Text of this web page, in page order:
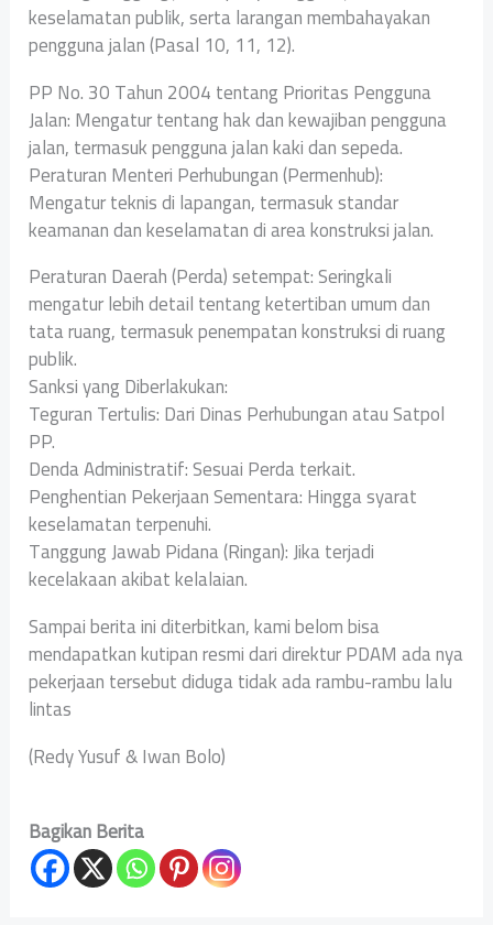
keselamatan publik, serta larangan membahayakan
pengguna jalan (Pasal 10, 11, 12).
PP No. 30 Tahun 2004 tentang Prioritas Pengguna
Jalan: Mengatur tentang hak dan kewajiban pengguna
jalan, termasuk pengguna jalan kaki dan sepeda.
Peraturan Menteri Perhubungan (Permenhub):
Mengatur teknis di lapangan, termasuk standar
keamanan dan keselamatan di area konstruksi jalan.
Peraturan Daerah (Perda) setempat: Seringkali
mengatur lebih detail tentang ketertiban umum dan
tata ruang, termasuk penempatan konstruksi di ruang
publik.
Sanksi yang Diberlakukan:
Teguran Tertulis: Dari Dinas Perhubungan atau Satpol
PP.
Denda Administratif: Sesuai Perda terkait.
Penghentian Pekerjaan Sementara: Hingga syarat
keselamatan terpenuhi.
Tanggung Jawab Pidana (Ringan): Jika terjadi
kecelakaan akibat kelalaian.
Sampai berita ini diterbitkan, kami belom bisa
mendapatkan kutipan resmi dari direktur PDAM ada nya
pekerjaan tersebut diduga tidak ada rambu-rambu lalu
lintas
(Redy Yusuf & Iwan Bolo)
Bagikan Berita